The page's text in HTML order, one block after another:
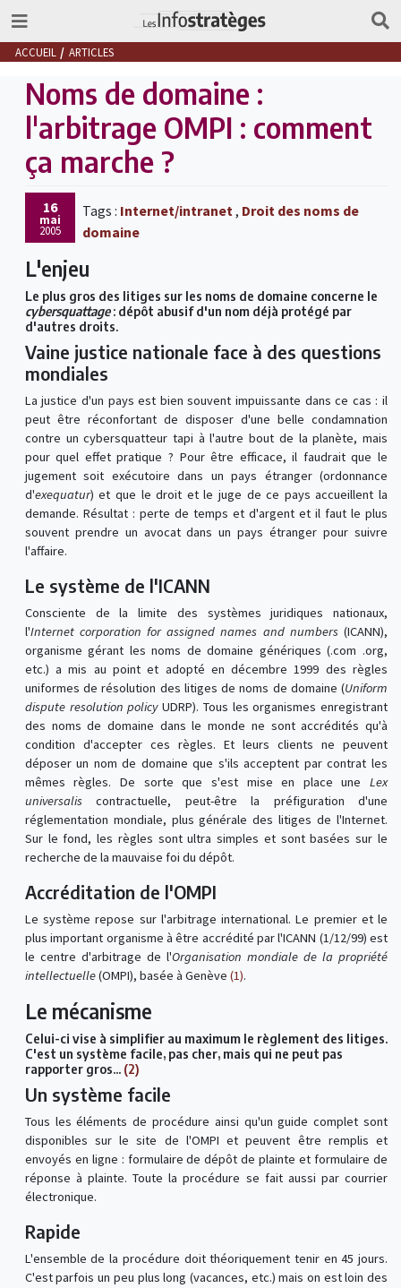
ACCUEIL ARTICLES
Noms de domaine :
l'arbitrage OMPI : comment
ça marche ?
16
mai
2005
Tags : Internet/intranet, Droit des noms de
domaine
L'enjeu
Le plus gros des litiges sur les noms de domaine concerne le
cybersquattage: dépôt abusif d'un nom déjà protégé par
d'autres droits.
Vaine justice nationale face à des questions
mondiales
La justice d'un pays est bien souvent impuissante dans ce cas : il
peut être réconfortant de disposer d'une belle condamnation
contre un cybersquatteur tapi à l'autre bout de la planète, mais
pour quel effet pratique ? Pour être efficace, il faudrait que le
jugement soit exécutoire dans un pays étranger (ordonnance
d'exequatur) et que le droit et le juge de ce pays accueillent la
demande. Résultat : perte de temps et d'argent et il faut le plus
souvent prendre un avocat dans un pays étranger pour suivre
l'affaire.
Le système de l'ICANN
Consciente de la limite des systèmes juridiques nationaux,
l'Internet corporation for assigned names and numbers (ICANN),
organisme gérant les noms de domaine génériques (.com .org,
etc.) a mis au point et adopté en décembre 1999 des règles
uniformes de résolution des litiges de noms de domaine (Uniform
dispute resolution policyUDRP). Tous les organismes enregistrant
des noms de domaine dans le monde ne sont accrédités qu'à
condition d'accepter ces règles. Et leurs clients ne peuvent
déposer un nom de domaine que s'ils acceptent par contrat les
mêmes règles. De sorte que s'est mise en place une Lex
universalis contractuelle, peut-être la préfiguration d'une
réglementation mondiale, plus générale des litiges de l'Internet.
Sur le fond, les règles sont ultra simples et sont basées sur le
recherche de la mauvaise foi du dépôt.
Accréditation de l'OMPI
Le système repose sur l'arbitrage international. Le premier et le
plus important organisme à être accrédité par l'ICANN (1/12/99) est
le centre d'arbitrage de l'Organisation mondiale de la propriété
intellectuelle(OMPI), basée à Genève (1).
Le mécanisme
Celui-ci vise à simplifier au maximum le règlement des litiges.
C'est un système facile, pas cher, mais qui ne peut pas
rapporter gros... (2)
Un système facile
Tous les éléments de procédure ainsi qu'un guide complet sont
disponibles sur le site de l'OMPI et peuvent être remplis et
envoyés en ligne : formulaire de dépôt de plainte et formulaire de
réponse à plainte. Toute la procédure se fait aussi par courrier
électronique.
Rapide
L'ensemble de la procédure doit théoriquement tenir en 45 jours.
C'est parfois un peu plus long (vacances, etc.) mais on est loin des